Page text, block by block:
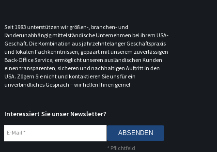
Seit 1983 unterstützen wir größen-, branchen- und
länderunabhängig mittelständische Unternehmen bei ihrem USA-
Geschäft. Die Kombination aus jahrzehntelanger Geschäftspraxis
und lokalen Fachkenntnissen, gepaart mit unserem zuverlässigen
Back-Office Service, ermöglicht unseren ausländischen Kunden
einen transparenten, sicheren und nachhaltigen Auftritt in den
USA. Zögern Sie nicht und kontaktieren Sie uns für ein
unverbindliches Gespräch – wir helfen Ihnen gerne!
Interessiert Sie unser Newsletter?
E-Mail *
* Pflichtfeld